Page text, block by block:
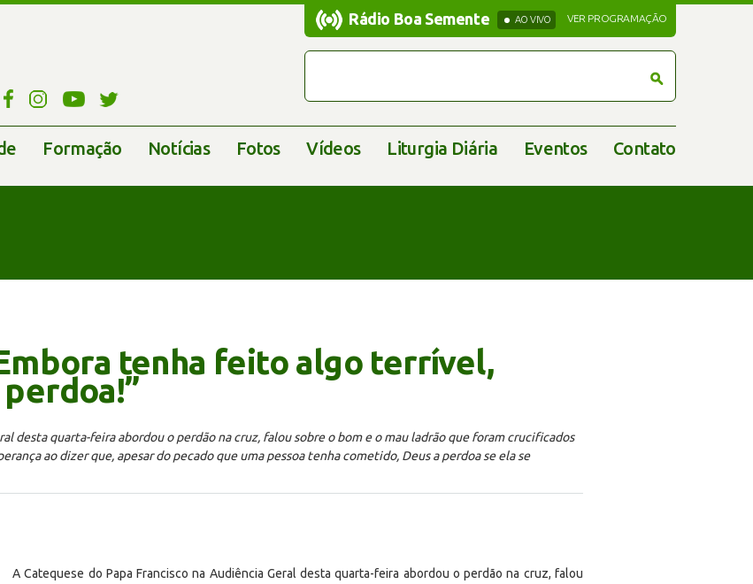
Rádio Boa Semente
Rádio Boa Semente AO VIVO VER PROGRAMAÇÃO
Formação Notícias Fotos Vídeos Liturgia Diária Eventos Contato
tenha feito algo terrível,
desta quarta-feira abordou o perdão na cruz, falou sobre o bom e o mau ladrão que foram crucificados
ao dizer que, apesar do pecado que uma pessoa tenha cometido, Deus a perdoa se ela se
A Catequese do Papa Francisco na Audiência Geral desta quarta-feira abordou o perdão na cruz, falou